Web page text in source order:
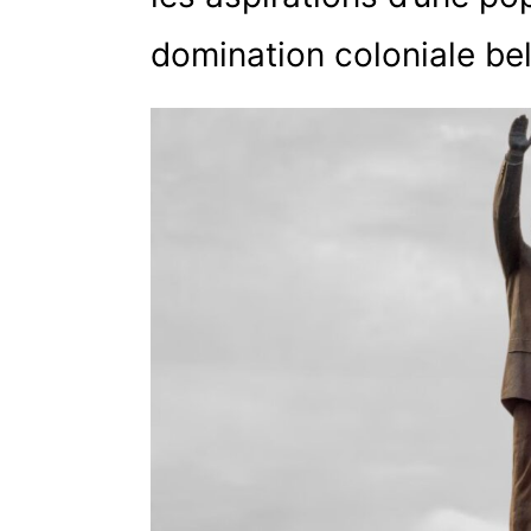
domination coloniale